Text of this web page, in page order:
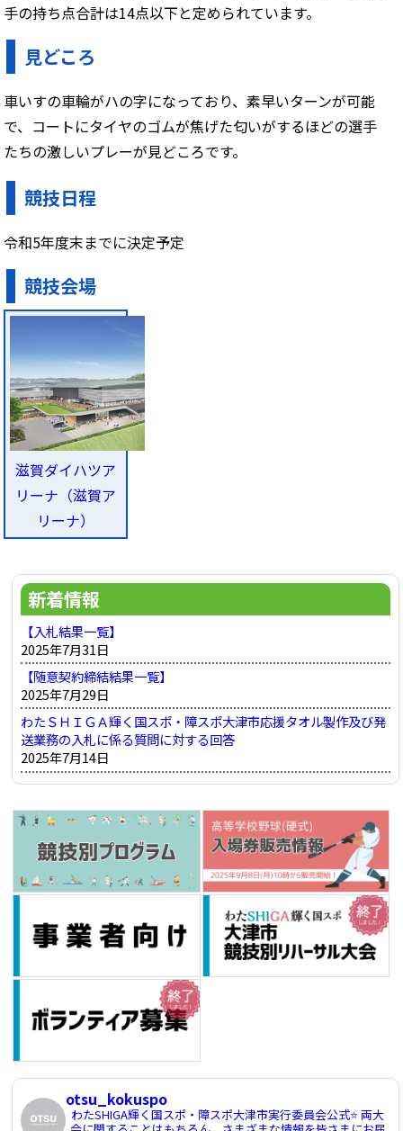
手の持ち点合計は14点以下と定められています。
見どころ
車いすの車輪がハの字になっており、素早いターンが可能
で、コートにタイヤのゴムが焦げた匂いがするほどの選手
たちの激しいプレーが見どころです。
競技日程
令和5年度末までに決定予定
競技会場
滋賀ダイハツア
リーナ（滋賀ア
リーナ）
新着情報
【入札結果一覧】
2025年7月31日
【随意契約締結結果一覧】
2025年7月29日
わたＳＨＩＧＡ輝く国スポ・障スポ大津市応援タオル製作及び発
送業務の入札に係る質問に対する回答
2025年7月14日
otsu_kokuspo
わたSHIGA輝く国スポ・障スポ大津市実行委員会公式⭐️両大